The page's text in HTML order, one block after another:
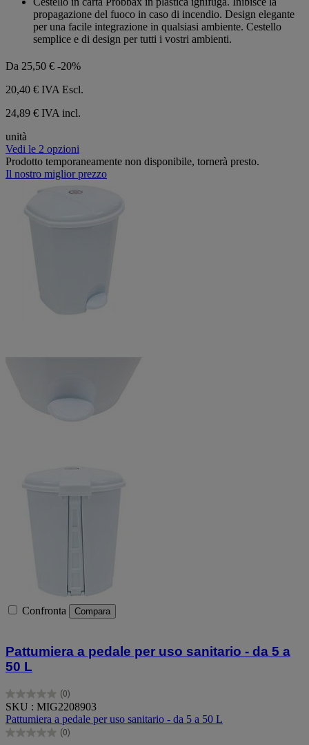
propagazione del fuoco in caso di incendio. Design elegante
per una facile integrazione in qualsiasi ambiente. Cestello
semplice e di design per tutti i vostri ambienti.
Da 25,50 € -20%
20,40 € IVA Escl.
24,89 € IVA incl.
unità
Vedi le 2 opzioni
Prodotto temporaneamente non disponibile, tornerà presto.
Il nostro miglior prezzo
Confronta Compara
Pattumiera a pedale per uso sanitario - da 5 a
50 L
(0)
0.0
su
5
stelle.
SKU : MIG2208903
Pattumiera a pedale per uso sanitario - da 5 a 50 L
(0)
0.0